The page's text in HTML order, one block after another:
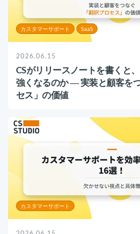
コンサルティング
ブートキャンプ
CS人材育成プログラム
カスタマーサクセス人材派遣・
カスタマーサクセスBPO
既存営業 AI BPO
カスタマーサポート代行
多言語カスタマーサポート対応
CSツール導入・運用支援
ツール選定・運用支援
Zendesk導入支援
2024.11.07
サボタージュマニュ
に関するバイブル
組織作り
意外と知らない？
数の落とし穴 ～集計
関数と、見落としが
カスタマーサポート
顧客満足度を上げる
例とともに解説
カスタマーサクセス 顧客
カスタマーサポート SaaS
2026.06.15
CSがリリースノートを書くと
強くなるのか ― 実装と顧客を
セス」の価値
カスタマーサポート